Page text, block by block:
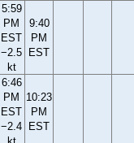
5:59
PM
EST
−2.5
kt
9:40
PM
EST
6:46
PM
EST
−2.4
10:23
PM
EST